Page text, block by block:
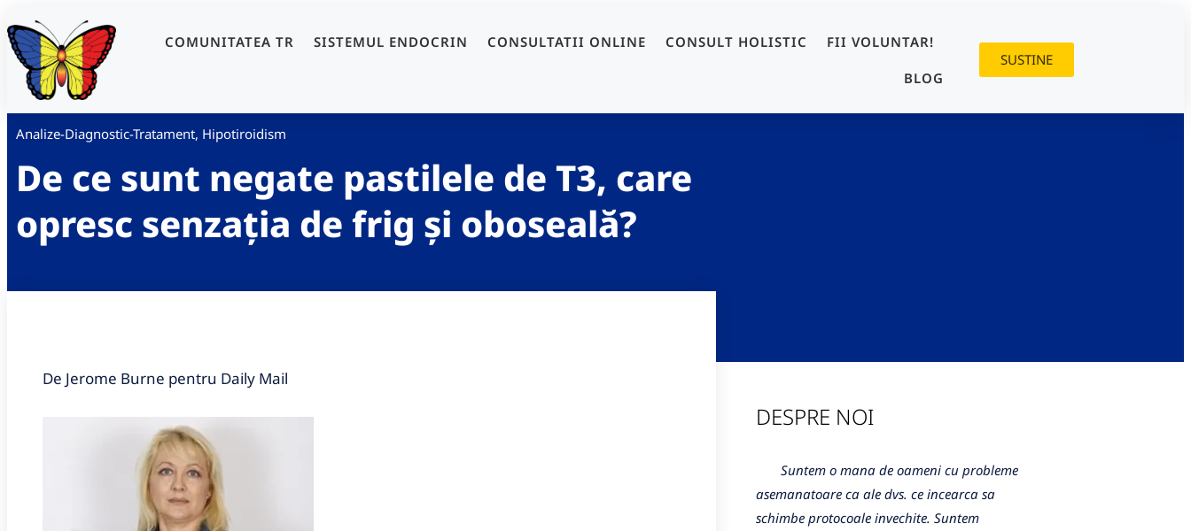
COMUNITATEA TR SISTEMUL ENDOCRIN CONSULTATII ONLINE CONSULT HOLISTIC FII VOLUNTAR!
BLOG
SUSTINE
Analize-Diagnostic-Tratament, Hipotiroidism
De ce sunt negate pastilele de T3, care
opresc senzația de frig și oboseală?
De Jerome Burne pentru Daily Mail
DESPRE NOI
Suntem o mana de oameni cu probleme
asemanatoare ca ale dvs. ce incearca sa
schimbe protocoale invechite. Suntem